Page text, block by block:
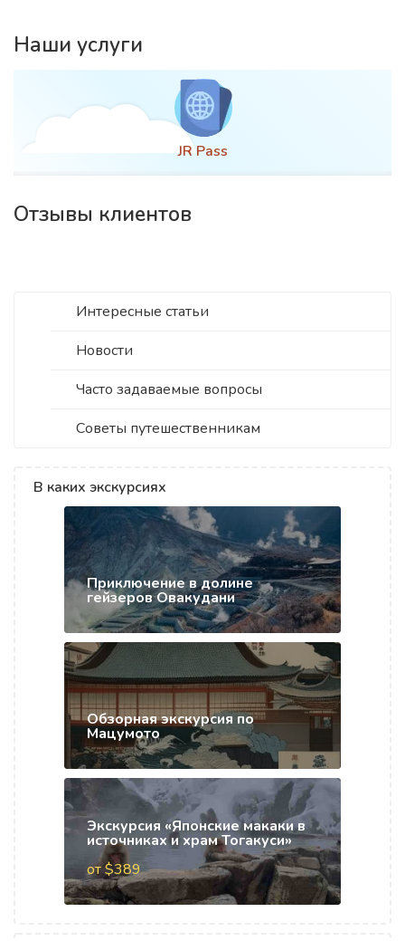
Интересные статьи
Новости
Часто задаваемые вопросы
Советы путешественникам
В каких экскурсиях
Приключение в долине
гейзеров Овакудани
Обзорная экскурсия по
Мацумото
Экскурсия «Японские макаки в
источниках и храм Тогакуси»
от $389
Наши услуги
JR Pass
Отзывы клиентов